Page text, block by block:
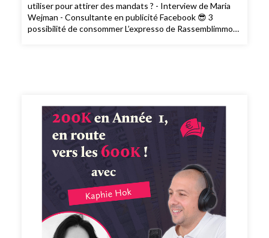
utiliser pour attirer des mandats ? - Interview de Maria
Wejman - Consultante en publicité Facebook 😎 3
possibilité de consommer L’expresso de Rassemblimmo
d'écoute favorite ! Que demander de plus !? Ah si !!
Peut-être mettre une note et un avis sur votre
plateforme de podcast pour le faire découvrir par
d'autres conseillers. Merci pour votre soutien. 🙏🏻 Si
vous voulez passer à l'action et bénéficier des meilleurs
conseils pour exploiter pleinement votre potentiel, vous
pouvez bénéficier d'un bilan offert avec un expert de
l’équipe. Cliquez ici pour réserver votre bilan(
https://meetings.hubspot.com/silvy/entretien-via-
podcast )